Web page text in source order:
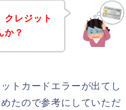
クレジット
か？
トカードエラーが出てし
たので参考にしていただ